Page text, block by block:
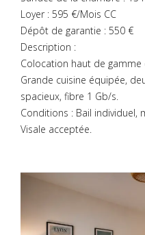
Loyer : 595 €/Mois CC
Dépôt de garantie : 550 €
Description :
Colocation haut de gamme
Grande cuisine équipée,
spacieux, fibre 1 Gb/s.
Conditions : Bail individuel,
Visale acceptée.